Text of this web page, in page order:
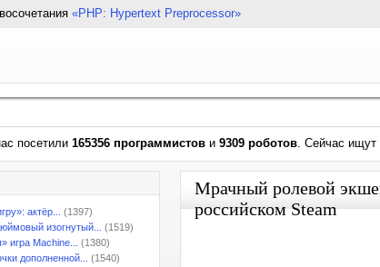
«PHP: Hypertext Preprocessor»
посетили 165356 программистов и 9309 роботов. Сейчас ищут
актёр...
(1397)
изогнутый...
(1519)
игра Machine...
(1380)
дополненной...
(1540)
Мрачный ролевой
российском Steam